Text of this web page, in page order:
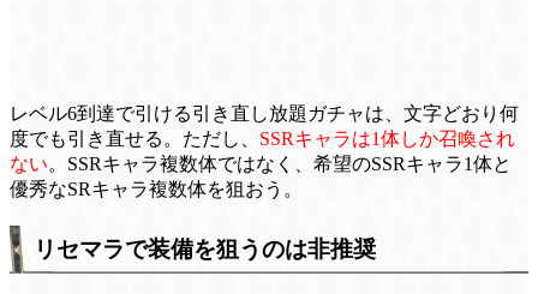
レベル6到達で引ける引き直し放題ガチャは、文字どおり何
度でも引き直せる。ただし、 SSRキャラは1体しか召喚され
ない。SSRキャラ複数体ではなく、希望のSSRキャラ1体と
優秀なSRキャラ複数体を狙おう。
リセマラで装備を狙うのは非推奨